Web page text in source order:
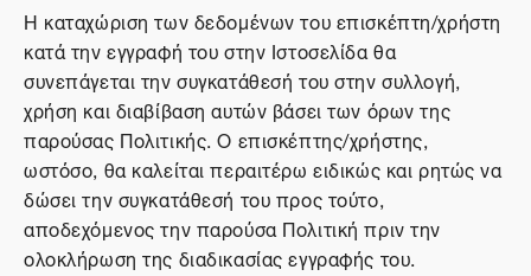
Η καταχώριση των δεδομένων του επισκέπτη/χρήστη
κατά την εγγραφή του στην Ιστοσελίδα θα
συνεπάγεται την συγκατάθεσή του στην συλλογή,
χρήση και διαβίβαση αυτών βάσει των όρων της
παρούσας Πολιτικής. Ο επισκέπτης/χρήστης,
ωστόσο, θα καλείται περαιτέρω ειδικώς και ρητώς να
δώσει την συγκατάθεσή του προς τούτο,
αποδεχόμενος την παρούσα Πολιτική πριν την
ολοκλήρωση της διαδικασίας εγγραφής του.